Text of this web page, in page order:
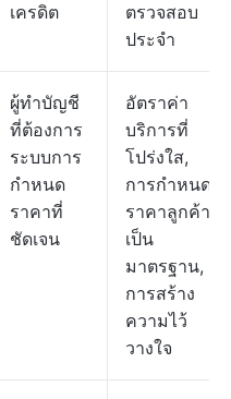
เครดิต
ตรวจสอบ
ประจำ
ผู้ทำบัญชี
ที่ต้องการ
ระบบการ
กำหนด
ราคาที่
ชัดเจน
อัตราค่า
บริการที่
โปร่งใส,
การกำหนด
ราคาลูกค้าที่
เป็น
มาตรฐาน,
การสร้าง
ความไว้
วางใจ